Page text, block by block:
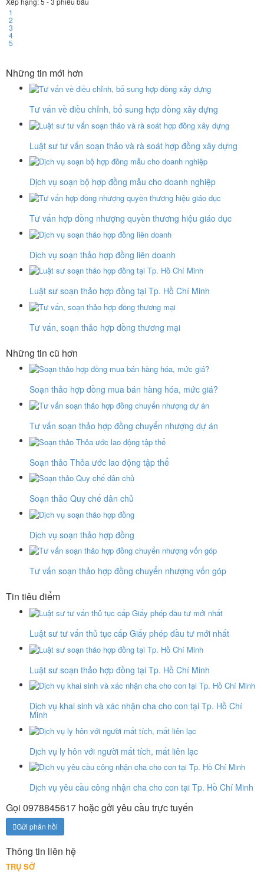
1
2
3
4
5
Những tin mới hơn
Tư vấn về điều chỉnh, bổ sung hợp đồng xây dựng
Luật sư tư vấn soạn thảo và rà soát hợp đồng xây dựng
Dịch vụ soạn bộ hợp đồng mẫu cho doanh nghiệp
Tư vấn hợp đồng nhượng quyền thương hiệu giáo dục
Dịch vụ soạn thảo hợp đồng liên doanh
Luật sư soạn thảo hợp đồng tại Tp. Hồ Chí Minh
Tư vấn, soạn thảo hợp đồng thương mại
Những tin cũ hơn
Soạn thảo hợp đồng mua bán hàng hóa, mức giá?
Tư vấn soạn thảo hợp đồng chuyển nhượng dự án
Soạn thảo Thỏa ước lao động tập thể
Soạn thảo Quy chế dân chủ
Dịch vụ soạn thảo hợp đồng
Tư vấn soạn thảo hợp đồng chuyển nhượng vốn góp
Tin tiêu điểm
Luật sư tư vấn thủ tục cấp Giấy phép đầu tư mới nhất
Luật sư soạn thảo hợp đồng tại Tp. Hồ Chí Minh
Dịch vụ khai sinh và xác nhận cha cho con tại Tp. Hồ Chí
Minh
Dịch vụ ly hôn với người mất tích, mất liên lạc
Dịch vụ yêu cầu công nhận cha cho con tại Tp. Hồ Chí Minh
Gọi 0978845617 hoặc gởi yêu cầu trực tuyến
Gửi phản hồi
Thông tin liên hệ
TRỤ SỞ